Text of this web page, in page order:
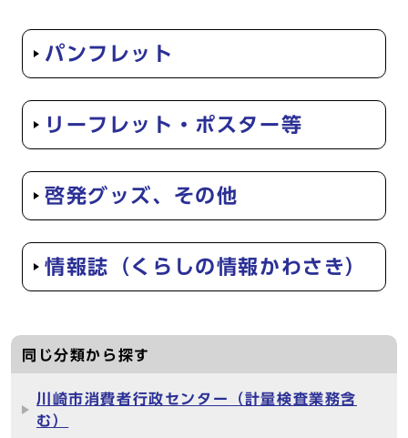
パンフレット
リーフレット・ポスター等
啓発グッズ、その他
情報誌（くらしの情報かわさき）
同じ分類から探す
川崎市消費者行政センター（計量検査業務含
む）